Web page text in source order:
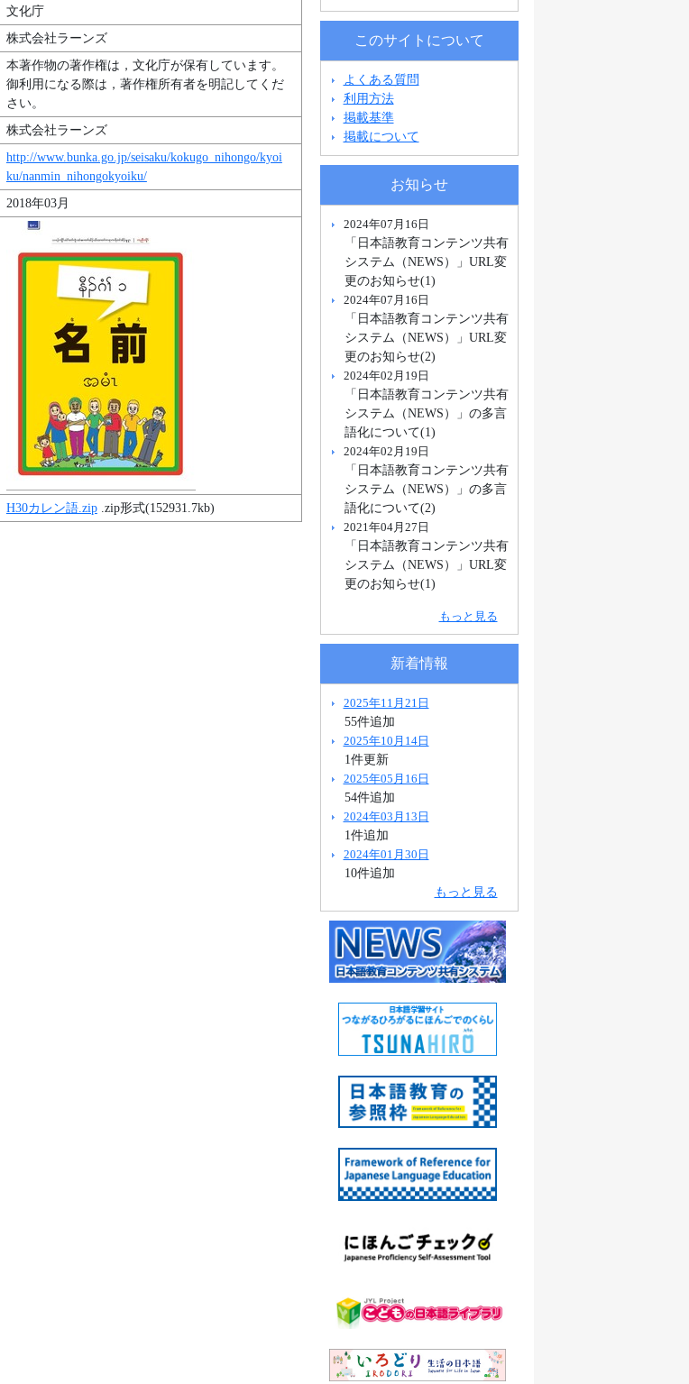
文化庁
株式会社ラーンズ
本著作物の著作権は，文化庁が保有しています。
御利用になる際は，著作権所有者を明記してくだ
さい。
株式会社ラーンズ
http://www.bunka.go.jp/seisaku/kokugo_nihongo/kyoi
ku/nanmin_nihongokyoiku/
2018年03月
H30カレン語.zip.zip形式(152931.7kb)
このサイトについて
よくある質問
利用方法
掲載基準
掲載について
お知らせ
2024年07月16日
「日本語教育コンテンツ共有
システム（NEWS）」URL変
更のお知らせ(1)
2024年07月16日
「日本語教育コンテンツ共有
システム（NEWS）」URL変
更のお知らせ(2)
2024年02月19日
「日本語教育コンテンツ共有
システム（NEWS）」の多言
語化について(1)
2024年02月19日
「日本語教育コンテンツ共有
システム（NEWS）」の多言
語化について(2)
2021年04月27日
「日本語教育コンテンツ共有
システム（NEWS）」URL変
更のお知らせ(1)
もっと見る
新着情報
2025年11月21日
55件追加
2025年10月14日
1件更新
2025年05月16日
54件追加
2024年03月13日
1件追加
2024年01月30日
10件追加
もっと見る